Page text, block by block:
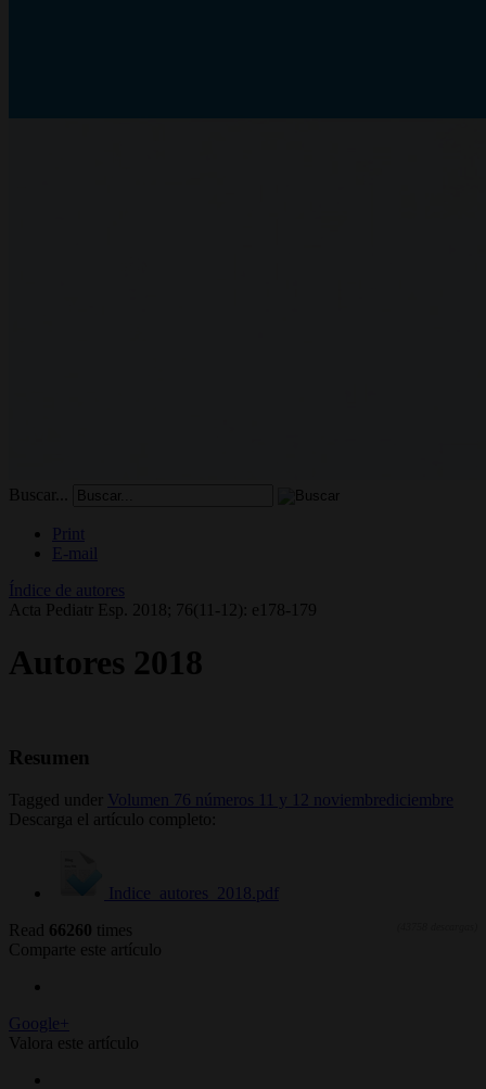
Buscar...
Print
E-mail
Índice de autores
Acta Pediatr Esp. 2018; 76(11-12): e178-179
Autores 2018
Resumen
Tagged under
Volumen 76 números 11 y 12 noviembrediciembre
Descarga el artículo completo:
Indice_autores_2018.pdf
Read 66260 times
Comparte este artículo
Google+
Valora este artículo